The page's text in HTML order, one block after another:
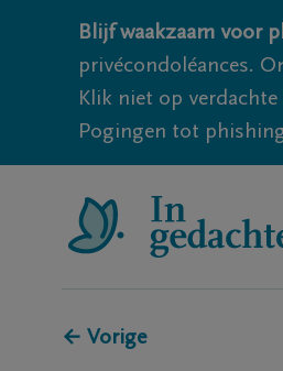
Blijf waakzaam voor
privécondoléances.
Klik niet op
Pogingen tot
← Vorige